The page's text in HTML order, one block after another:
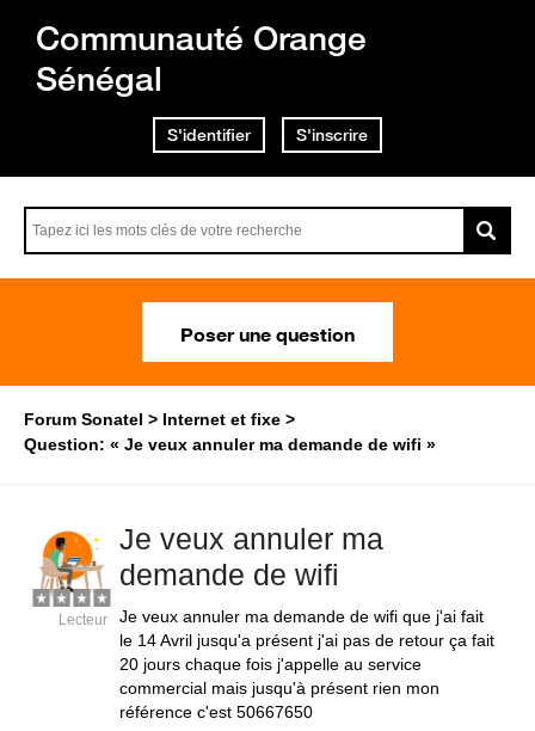
Communauté Orange
Sénégal
S'identifier S'inscrire
Poser une question
Forum Sonatel
Internet et fixe
Question: « Je veux annuler ma demande de wifi »
Je veux annuler ma
demande de wifi
Je veux annuler ma demande de wifi que j'ai fait
le 14 Avril jusqu'a présent j'ai pas de retour ça fait
20 jours chaque fois j'appelle au service
commercial mais jusqu'à présent rien mon
référence c'est 50667650
Lecteur